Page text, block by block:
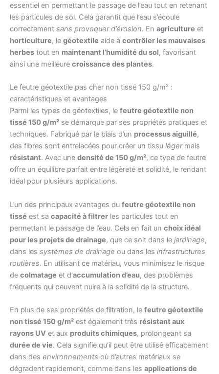
essentiel en permettant le passage de l’eau tout en retenant
les particules de sol. Cela garantit que l’eau s’écoule
correctement sans provoquer d’érosion. En agriculture et
horticulture, le géotextile aide à contrôler les mauvaises
herbes tout en maintenant l’humidité du sol, favorisant
ainsi une meilleure croissance des plantes.
Le feutre géotextile pas cher non tissé 150 g/m² :
caractéristiques et avantages
Parmi les types de géotextiles, le feutre géotextile non
tissé 150 g/m² se démarque par ses propriétés pratiques et
techniques. Fabriqué par le biais d’un processus aiguillé,
des fibres sont entrelacées pour créer un tissu légermais
résistant. Avec une densité de 150 g/m², ce type de feutre
offre un équilibre parfait entre légèreté et solidité, le rendant
idéal pour plusieurs applications.
L’un des principaux avantages du feutre géotextile non
tissé est sa capacité à filtrer les particules tout en
permettant le passage de l’eau. Cela en fait un choix idéal
pour les projets de drainage, que ce soit dans le jardinage,
dans les systèmes de drainage ou dans les infrastructures
routières. En utilisant ce matériau, vous minimisez le risque
de colmatage et d’accumulation d’eau, des problèmes
fréquents qui peuvent nuire à la solidité de la structure.
En plus de ses propriétés de filtration, le feutre géotextile
non tissé 150 g/m² est également très résistant aux
rayons UV et aux produits chimiques, prolongeant sa
durée de vie. Cela signifie qu’il peut être utilisé efficacement
dans des environnements où d’autres matériaux se
dégradent rapidement, comme dans les applications de